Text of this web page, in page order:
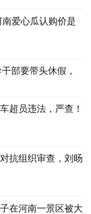
爱心瓜认购价是
部要带头休假，
超员违法，严查！
抗组织审查，刘旸
在河南一景区被大